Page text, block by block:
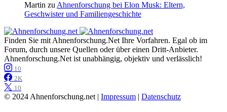
Martin zuAhnenforschung bei Elon Musk: Eltern,
Geschwister und Familiengeschichte
Finden Sie mit Ahnenforschung.Net Ihre Vorfahren. Egal ob im
Forum, durch unsere Quellen oder über einen Dritt-Anbieter.
Ahnenforschung.Net ist unabhängig, objektiv und verlässlich!
10
2K
10
© 2024 Ahnenforschung.net | Impressum Datenschutz